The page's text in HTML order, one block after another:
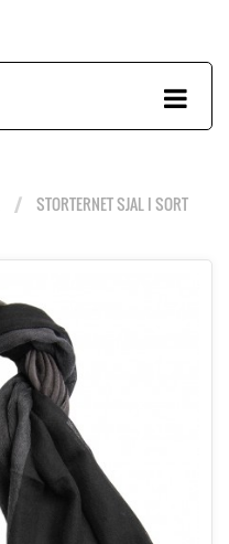
STORTERNET SJAL I SORT